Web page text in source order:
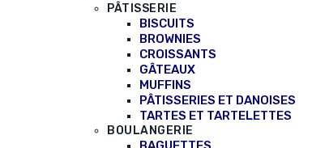
PÂTISSERIE
BISCUITS
BROWNIES
CROISSANTS
GÂTEAUX
MUFFINS
PÂTISSERIES ET DANOISES
TARTES ET TARTELETTES
BOULANGERIE